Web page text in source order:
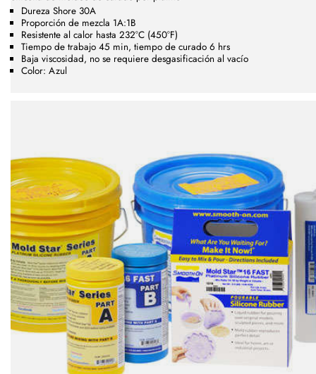
Dureza Shore 30A
Proporción de mezcla 1A:1B
Resistente al calor hasta 232°C (450°F)
Tiempo de trabajo 45 min, tiempo de curado 6 hrs
Baja viscosidad, no se requiere desgasificación al vacío
Color: Azul